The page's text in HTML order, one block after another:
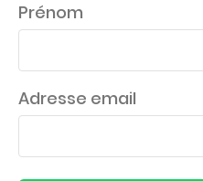
Prénom
Adresse email